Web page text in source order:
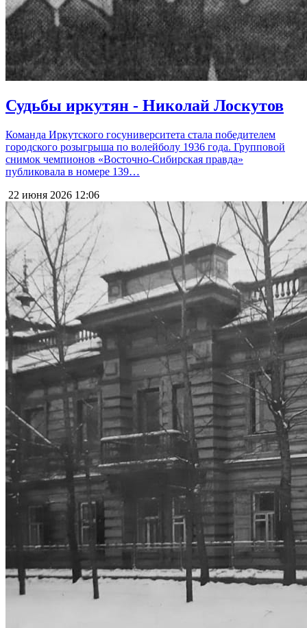
Судьбы иркутян - Николай Лоскутов
Команда Иркутского госуниверситета стала победителем
городского розыгрыша по волейболу 1936 года. Групповой
снимок чемпионов «Восточно-Сибирская правда»
публиковала в номере 139…
22 июня 2026 12:06